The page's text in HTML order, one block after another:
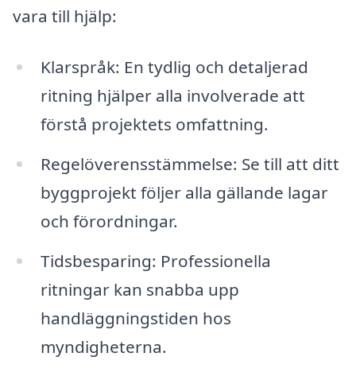
vara till hjälp:
Klarspråk: En tydlig och detaljerad
ritning hjälper alla involverade att
förstå projektets omfattning.
Regelöverensstämmelse: Se till att ditt
byggprojekt följer alla gällande lagar
och förordningar.
Tidsbesparing: Professionella
ritningar kan snabba upp
handläggningstiden hos
myndigheterna.